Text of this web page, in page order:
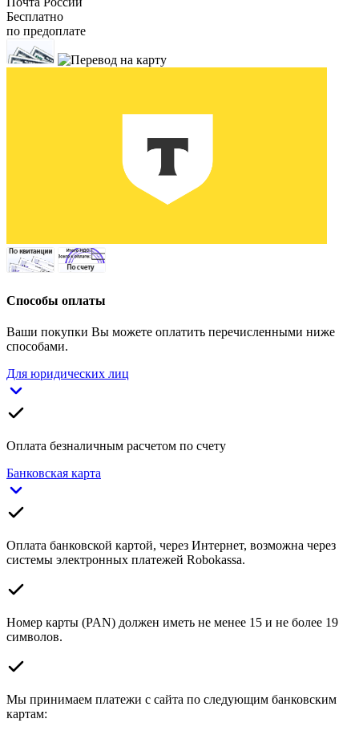
Бесплатно
по предоплате
Способы оплаты
Ваши покупки Вы можете оплатить перечисленными ниже
способами.
Для юридических лиц
Оплата безналичным расчетом по счету
Банковская карта
Оплата банковской картой, через Интернет, возможна через
системы электронных платежей Robokassa.
Номер карты (PAN) должен иметь не менее 15 и не более 19
символов.
Мы принимаем платежи с сайта по следующим банковским
картам: